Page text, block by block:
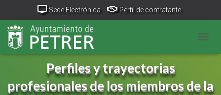
Sede Electrónica Perfil de contratante
Portal Transparencia
Canal de denuncias
Perfiles y trayectorias
profesionales de los miembros de la